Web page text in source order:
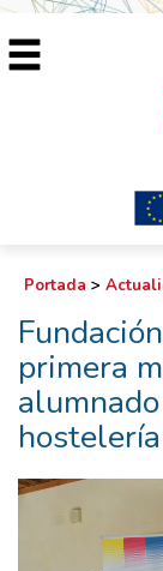
Portada >
primera